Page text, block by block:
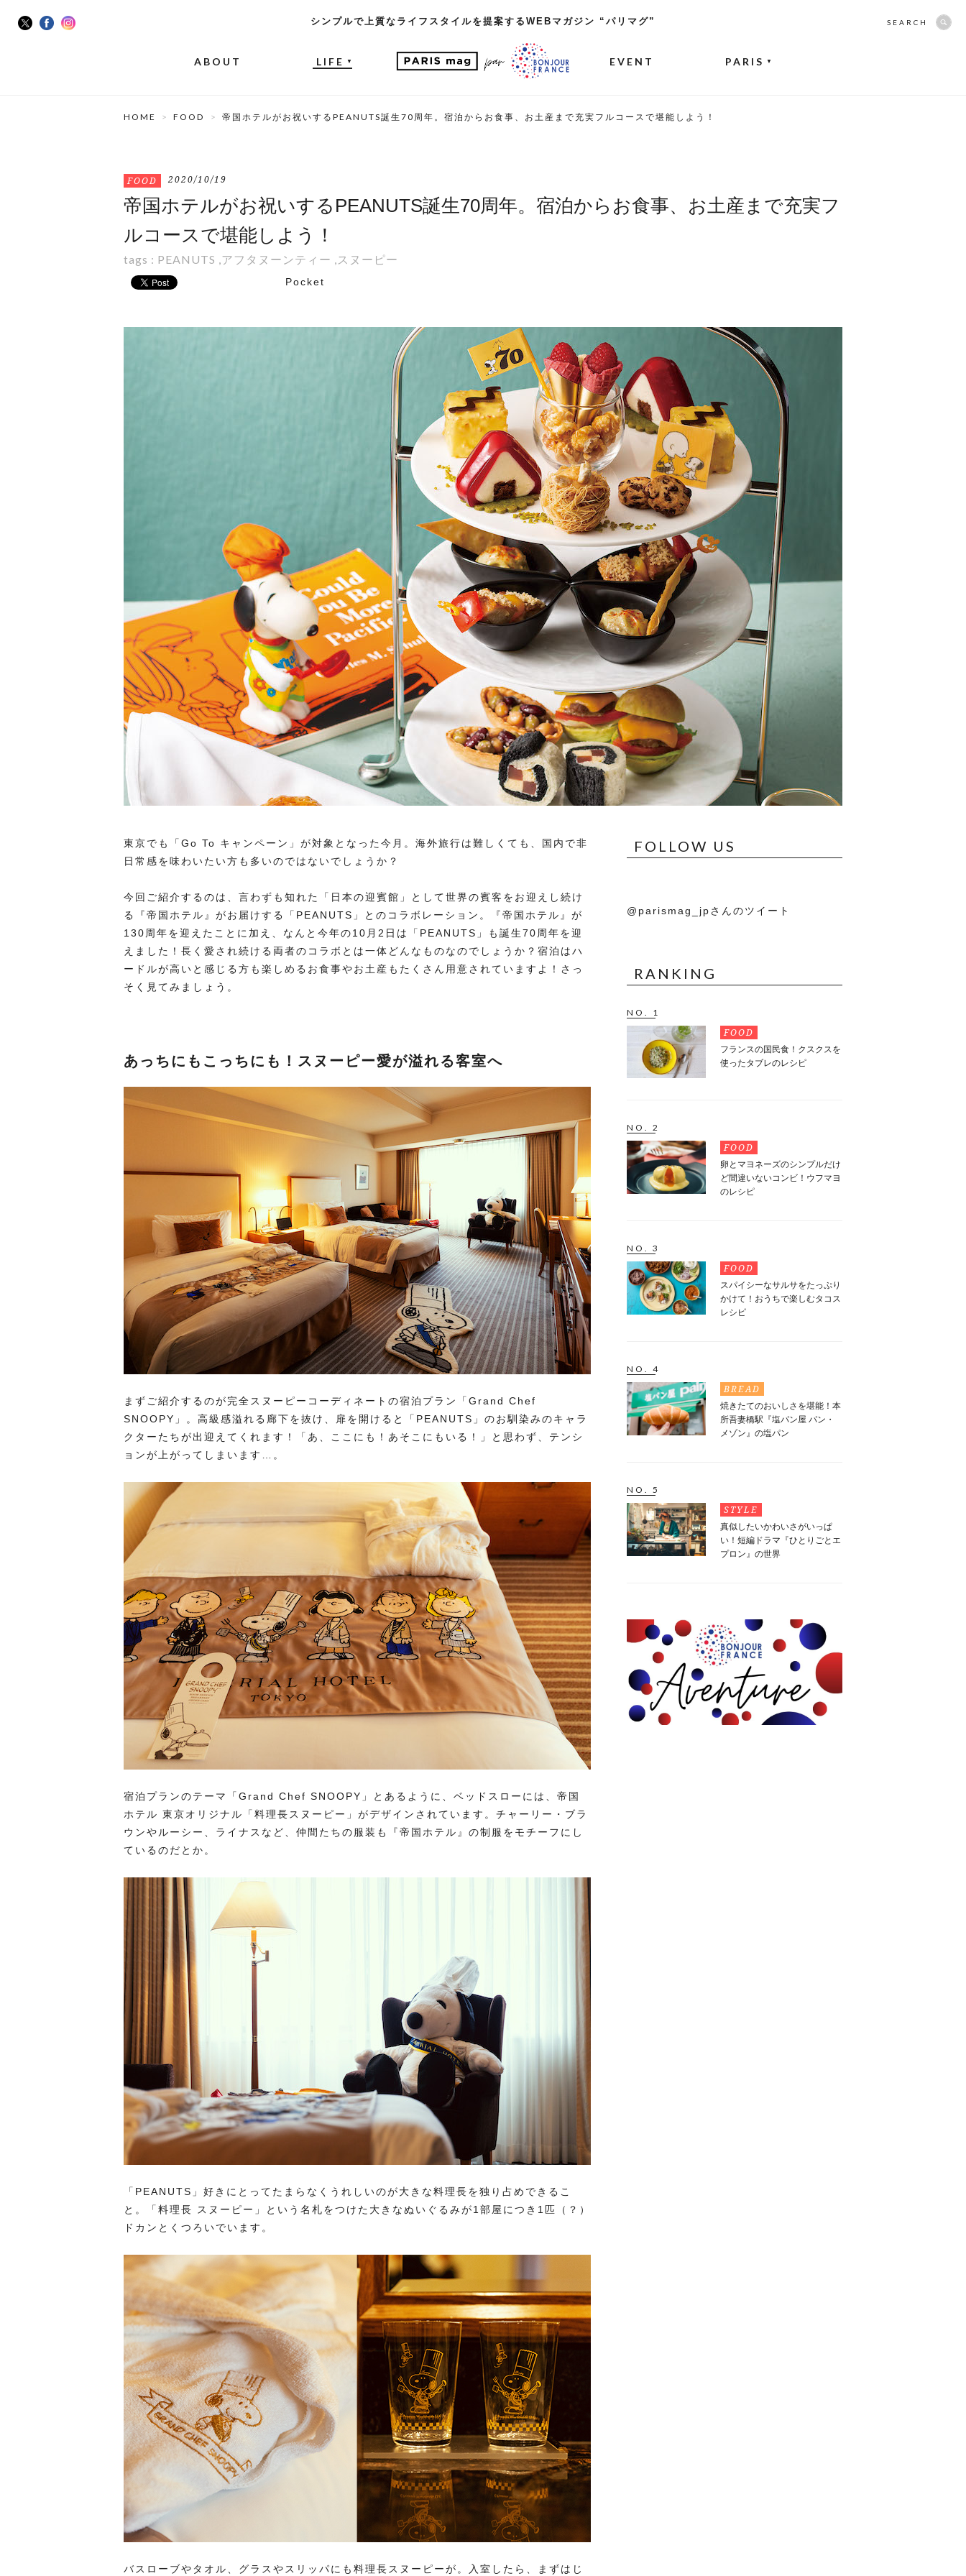
シンプルで上質なライフスタイルを提案するWEBマガジン “パリマグ”
ABOUT LIFE ▼ EVENT PARIS ▼
SEARCH
HOME FOOD 帝国ホテルがお祝いするPEANUTS誕生70周年。宿泊からお食事、お土産まで充実フルコースで堪能しよう！
FOOD 2020/10/19
帝国ホテルがお祝いするPEANUTS誕生70周年。宿泊からお食事、お土産まで充実フ
ルコースで堪能しよう！
tags : PEANUTS ,アフタヌーンティー ,スヌーピー
Pocket
東京でも「Go To キャンペーン」が対象となった今月。海外旅行は難しくても、国内で非
日常感を味わいたい方も多いのではないでしょうか？
今回ご紹介するのは、言わずも知れた「日本の迎賓館」として世界の賓客をお迎えし続け
る『帝国ホテル』がお届けする「PEANUTS」とのコラボレーション。『帝国ホテル』が
130周年を迎えたことに加え、なんと今年の10月2日は「PEANUTS」も誕生70周年を迎
えました！長く愛され続ける両者のコラボとは一体どんなものなのでしょうか？宿泊はハ
ードルが高いと感じる方も楽しめるお食事やお土産もたくさん用意されていますよ！さっ
そく見てみましょう。
あっちにもこっちにも！スヌーピー愛が溢れる客室へ
まずご紹介するのが完全スヌーピーコーディネートの宿泊プラン「Grand Chef
SNOOPY」。高級感溢れる廊下を抜け、扉を開けると「PEANUTS」のお馴染みのキャラ
クターたちが出迎えてくれます！「あ、ここにも！あそこにもいる！」と思わず、テンシ
ョンが上がってしまいます…。
宿泊プランのテーマ「Grand Chef SNOOPY」とあるように、ベッドスローには、帝国
ホテル 東京オリジナル「料理長スヌーピー」がデザインされています。チャーリー・ブラ
ウンやルーシー、ライナスなど、仲間たちの服装も『帝国ホテル』の制服をモチーフにし
ているのだとか。
「PEANUTS」好きにとってたまらなくうれしいのが大きな料理長を独り占めできるこ
と。「料理長 スヌーピー」という名札をつけた大きなぬいぐるみが1部屋につき1匹（？）
ドカンとくつろいでいます。
バスローブやタオル、グラスやスリッパにも料理長スヌーピーが。入室したら、まずはじ
FOLLOW US
@parismag_jpさんのツイート
RANKING
NO. 1
FOOD
フランスの国民食！クスクスを
使ったタブレのレシピ
NO. 2
FOOD
卵とマヨネーズのシンプルだけ
ど間違いないコンビ！ウフマヨ
のレシピ
NO. 3
FOOD
スパイシーなサルサをたっぷり
かけて！おうちで楽しむタコス
レシピ
NO. 4
BREAD
焼きたてのおいしさを堪能！本
所吾妻橋駅『塩パン屋 パン・
メゾン』の塩パン
NO. 5
STYLE
真似したいかわいさがいっぱ
い！短編ドラマ『ひとりごとエ
プロン』の世界